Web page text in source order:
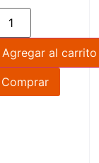
Agregar al carrito
Comprar